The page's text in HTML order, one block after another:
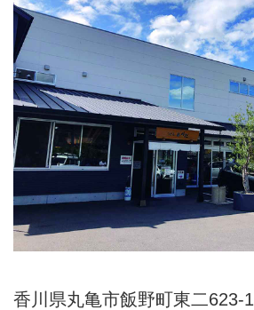
香川県丸亀市飯野町東二623-1